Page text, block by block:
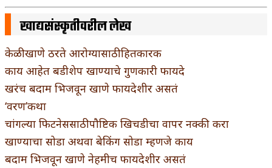
खाद्यसंस्कृतीवरील लेख
केळी खाणे ठरते आरोग्यासाठी हितकारक
काय आहेत बडीशेप खाण्याचे गुणकारी फायदे
खरंच बदाम भिजवून खाणे फायदेशीर असतं
‘वरण’कथा
चांगल्या फिटनेससाठी पौष्टिक खिचडीचा वापर नक्की करा
खाण्याचा सोडा अथवा बेकिंग सोडा म्हणजे काय
बदाम भिजवून खाणे नेहमीच फायदेशीर असतं